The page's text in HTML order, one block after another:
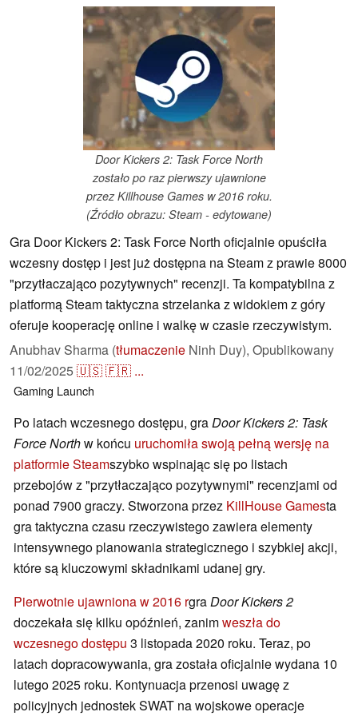
Door Kickers 2: Task Force North
zostało po raz pierwszy ujawnione
przez Killhouse Games w 2016 roku.
(Źródło obrazu: Steam - edytowane)
Gra Door Kickers 2: Task Force North oficjalnie opuściła
wczesny dostęp i jest już dostępna na Steam z prawie 8000
"przytłaczająco pozytywnych" recenzji. Ta kompatybilna z
platformą Steam taktyczna strzelanka z widokiem z góry
oferuje kooperację online i walkę w czasie rzeczywistym.
Anubhav Sharma (tłumaczenie Ninh Duy), Opublikowany
11/02/2025🇺🇸🇫🇷 ...
Gaming Launch
Po latach wczesnego dostępu, graDoor Kickers 2: Task
Force Northw końcu uruchomiła swoją pełną wersję na
platformie Steamszybko wspinając się po listach
przebojów z "przytłaczająco pozytywnymi" recenzjami od
ponad 7900 graczy. Stworzona przez KillHouse Gamesta
gra taktyczna czasu rzeczywistego zawiera elementy
intensywnego planowania strategicznego i szybkiej akcji,
które są kluczowymi składnikami udanej gry.
Pierwotnie ujawniona w 2016 rgraDoor Kickers 2
doczekała się kilku opóźnień, zanimweszła do
wczesnego dostępu 3 listopada 2020 roku. Teraz, po
latach dopracowywania, gra została oficjalnie wydana 10
lutego 2025 roku. Kontynuacja przenosi uwagę z
policyjnych jednostek SWAT na wojskowe operacje